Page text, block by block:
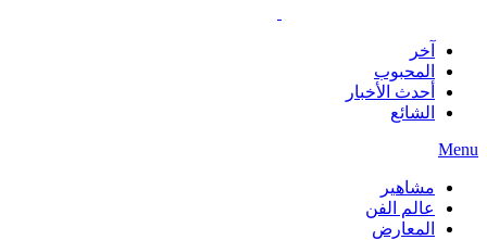
آخر
المحبوب
أحدث الأخبار
الشائع
Menu
مشاهير
عالم الفن
المعارض